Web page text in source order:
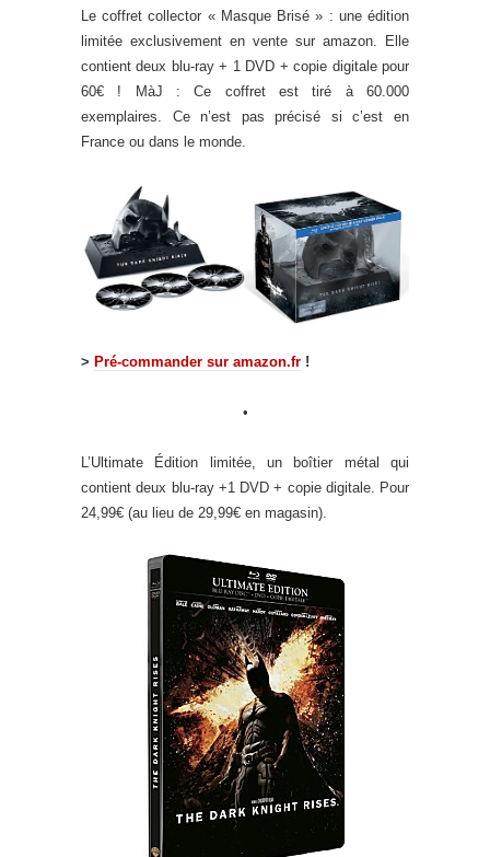
Le coffret collector « Masque Brisé » : une édition
limitée exclusivement en vente sur amazon. Elle
contient deux blu-ray + 1 DVD + copie digitale pour
60€ ! MàJ : Ce coffret est tiré à 60.000
exemplaires. Ce n’est pas précisé si c’est en
France ou dans le monde.
> Pré-commander sur amazon.fr !
•
L’Ultimate Édition limitée, un boîtier métal qui
contient deux blu-ray +1 DVD + copie digitale. Pour
24,99€ (au lieu de 29,99€ en magasin).